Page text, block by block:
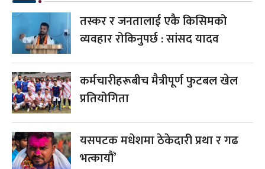
तस्कर र जनतालाई एकै किसिमको
व्यवहार रोकिनुपर्छ : सांसद यादव
कर्मचारीहरूबीच मैत्रीपूर्ण फुटबल खेल
प्रतियोगिता
यसपटक मधेशमा ठेकेदारी प्रथा र गढ
भत्कायौं’